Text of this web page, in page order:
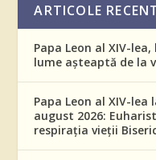
ARTICOLE
Papa Leon al XIV-
lume așteaptă de la
Papa Leon al XIV-lea
august 2026:
respirația vieții